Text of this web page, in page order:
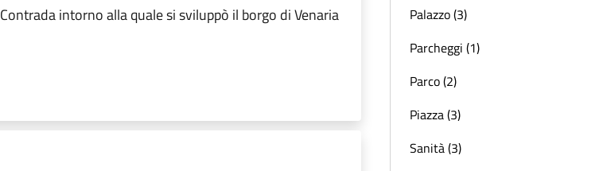
Contrada intorno alla quale si sviluppò il borgo di Venaria
Palazzo (3)
Parcheggi (1)
Parco (2)
Piazza (3)
Sanità (3)